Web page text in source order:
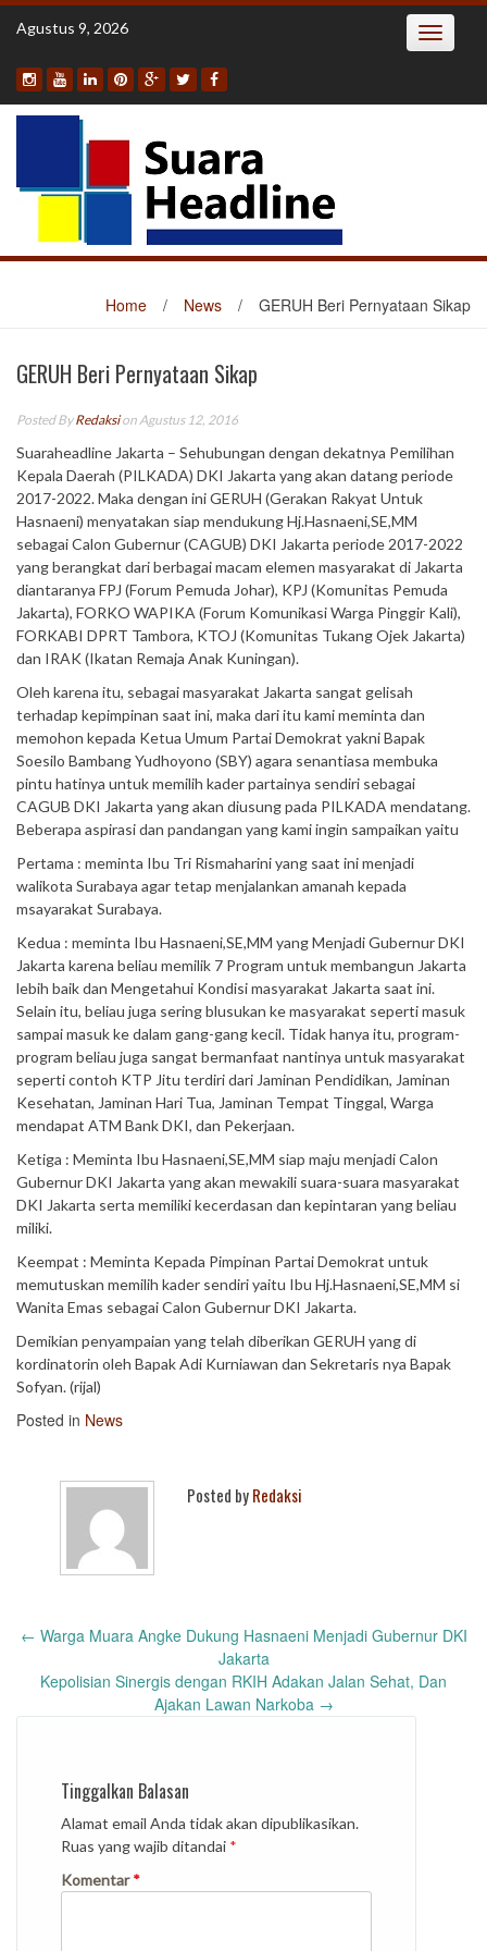
Skip
Agustus 9, 2026 Toggle
Home / News / GERUH Beri Pernyataan Sikap
GERUH Beri Pernyataan Sikap
Posted ByRedaksion Agustus 12, 2016
Suaraheadline Jakarta – Sehubungan dengan dekatnya Pemilihan
Kepala Daerah (PILKADA) DKI Jakarta yang akan datang periode
2017-2022. Maka dengan ini GERUH (Gerakan Rakyat Untuk
Hasnaeni) menyatakan siap mendukung Hj.Hasnaeni,SE,MM
sebagai Calon Gubernur (CAGUB) DKI Jakarta periode 2017-2022
yang berangkat dari berbagai macam elemen masyarakat di Jakarta
diantaranya FPJ (Forum Pemuda Johar), KPJ (Komunitas Pemuda
Jakarta), FORKO WAPIKA (Forum Komunikasi Warga Pinggir Kali),
FORKABI DPRT Tambora, KTOJ (Komunitas Tukang Ojek Jakarta)
dan IRAK (Ikatan Remaja Anak Kuningan).
Oleh karena itu, sebagai masyarakat Jakarta sangat gelisah
terhadap kepimpinan saat ini, maka dari itu kami meminta dan
memohon kepada Ketua Umum Partai Demokrat yakni Bapak
Soesilo Bambang Yudhoyono (SBY) agara senantiasa membuka
pintu hatinya untuk memilih kader partainya sendiri sebagai
CAGUB DKI Jakarta yang akan diusung pada PILKADA mendatang.
Beberapa aspirasi dan pandangan yang kami ingin sampaikan yaitu
Pertama : meminta Ibu Tri Rismaharini yang saat ini menjadi
walikota Surabaya agar tetap menjalankan amanah kepada
msayarakat Surabaya.
Kedua : meminta Ibu Hasnaeni,SE,MM yang Menjadi Gubernur DKI
Jakarta karena beliau memilik 7 Program untuk membangun Jakarta
lebih baik dan Mengetahui Kondisi masyarakat Jakarta saat ini.
Selain itu, beliau juga sering blusukan ke masyarakat seperti masuk
sampai masuk ke dalam gang-gang kecil. Tidak hanya itu, program-
program beliau juga sangat bermanfaat nantinya untuk masyarakat
seperti contoh KTP Jitu terdiri dari Jaminan Pendidikan, Jaminan
Kesehatan, Jaminan Hari Tua, Jaminan Tempat Tinggal, Warga
mendapat ATM Bank DKI, dan Pekerjaan.
Ketiga : Meminta Ibu Hasnaeni,SE,MM siap maju menjadi Calon
Gubernur DKI Jakarta yang akan mewakili suara-suara masyarakat
DKI Jakarta serta memiliki kecerdasan dan kepintaran yang beliau
miliki.
Keempat : Meminta Kepada Pimpinan Partai Demokrat untuk
memutuskan memilih kader sendiri yaitu Ibu Hj.Hasnaeni,SE,MM si
Wanita Emas sebagai Calon Gubernur DKI Jakarta.
Demikian penyampaian yang telah diberikan GERUH yang di
kordinatorin oleh Bapak Adi Kurniawan dan Sekretaris nya Bapak
Sofyan. (rijal)
Posted in News
Posted byRedaksi
Post
← Warga Muara Angke Dukung Hasnaeni Menjadi Gubernur DKI
Jakarta
Kepolisian Sinergis dengan RKIH Adakan Jalan Sehat, Dan
Ajakan Lawan Narkoba →
Tinggalkan Balasan
Alamat email Anda tidak akan dipublikasikan.
Ruas yang wajib ditandai *
Komentar*